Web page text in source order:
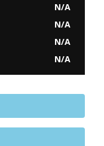
N/A
N/A
N/A
N/A